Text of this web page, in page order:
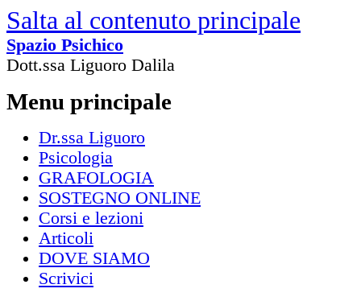
Salta al contenuto principale
Spazio Psichico
Dott.ssa Liguoro Dalila
Menu principale
Dr.ssa Liguoro
Psicologia
GRAFOLOGIA
SOSTEGNO ONLINE
Corsi e lezioni
Articoli
DOVE SIAMO
Scrivici